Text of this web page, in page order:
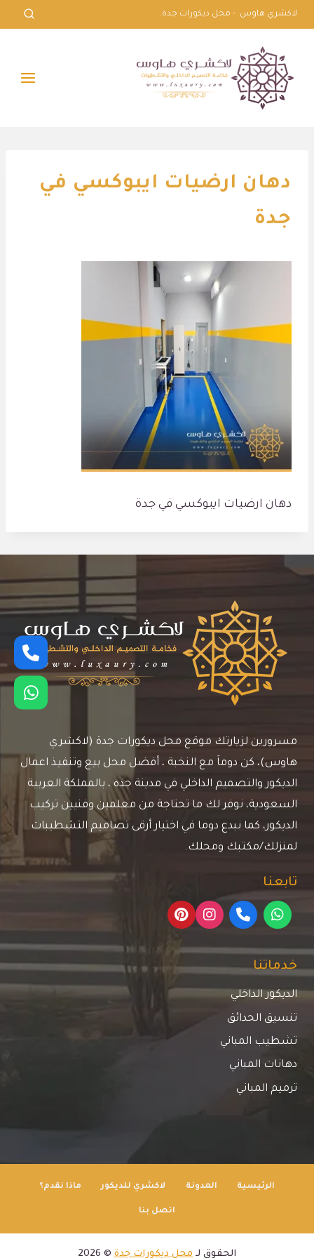
التجاوز
إلى
المحتوى
لاكشري هاوس - محل ديكورات جدة.
دهان ارضيات ايبوكسي في
جدة
دهان ارضيات ايبوكسي في جدة
مسرورين لزيارتك موقع محل ديكورات جدة (لاكشري
هاوس)، كن دوماَ مع النخبة ، أفضل محل بيع وتنفيذ اعمال
الديكور والتصميم الداخلي في مدينة جده ، بالمملكة العربية
السعودية، نوفر لك ما تحتاجة من معلمين وفنيين تركيب
الديكور، كما نبدع دوما في اختيار أرقى تصاميم التشطيبات
لمنزلك/مكتبك ومحلك.
تابعنا
خدماتنا
الديكور الداخلي
تنسيق الحدائق
تشطيب المباني
دهانات المباني
ترميم المباني
الرئيسية المدونة لاكشري للديكور ماذا نقدم؟
اتصل بنا
الحقوق لـ محل ديكورات جدة © 2026